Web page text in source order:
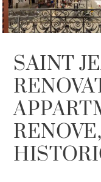
SAINT
RENOVE,